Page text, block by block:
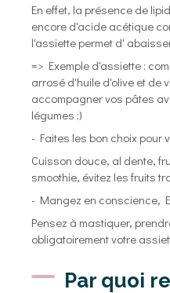
En effet, la présence de
encore d'acide acétique
l'assiette permet d'
=> Exemple d'assiette :
arrosé d'huile d'olive et de
accompagner vos pâtes
légumes :)
- Faites les bon choix pour
Cuisson douce, al dente,
smoothie, évitez les fruits
- Mangez en conscience,
Pensez à mastiquer,
obligatoirement votre
Par quoi